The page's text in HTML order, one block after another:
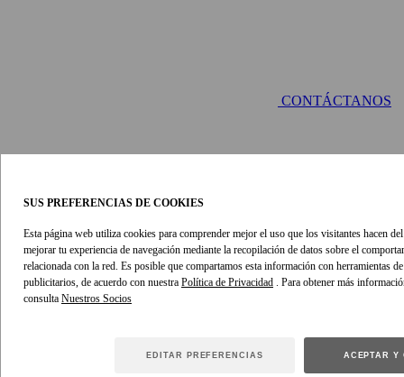
SUS PREFERENCIAS DE COOKIES
Esta página web utiliza cookies para comprender mejor el uso que los visitantes hacen
mejorar tu experiencia de navegación mediante la recopilación de datos sobre el
relacionada con la red. Es posible que compartamos esta información con herramientas
publicitarios, de acuerdo con nuestra Política de Privacidad . Para obtener más
consulta
EDITAR PREFERENCIAS ACEPTAR Y
CONTÁCTANOS
DETALLES Y ESTILO
activo
DETALLES DEL ARTÍCULO
colección Primavera 2026 , Kindred Spirit. vestido con cuello
asimétrico , cierre de cremallera invisible y volantes a capas .